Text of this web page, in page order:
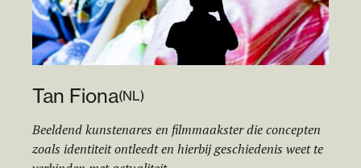
Tan Fiona(NL)
Beeldend kunstenares en filmmaakster die concepten
zoals identiteit ontleedt en hierbij geschiedenis weet te